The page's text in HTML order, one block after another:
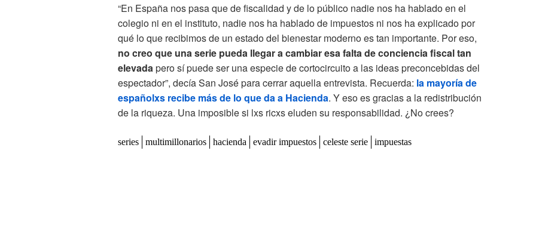
“En España nos pasa que de fiscalidad y de lo público nadie nos ha hablado en el
colegio ni en el instituto, nadie nos ha hablado de impuestos ni nos ha explicado por
qué lo que recibimos de un estado del bienestar moderno es tan importante. Por eso,
no creo que una serie pueda llegar a cambiar esa falta de conciencia fiscal tan
elevadapero sí puede ser una especie de cortocircuito a las ideas preconcebidas del
espectador”, decía San José para cerrar aquella entrevista. Recuerda: la mayoría de
españolxs recibe más de lo que da a Hacienda. Y eso es gracias a la redistribución
de la riqueza. Una imposible si lxs ricxs eluden su responsabilidad. ¿No crees?
series multimillonarios hacienda evadir impuestos celeste serie impuestas